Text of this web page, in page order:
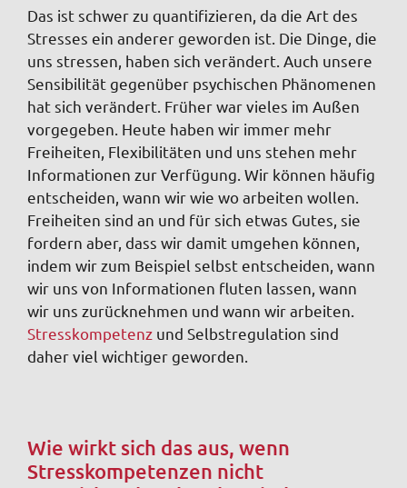
Das ist schwer zu quantifizieren, da die Art des
Stresses ein anderer geworden ist. Die Dinge, die
uns stressen, haben sich verändert. Auch unsere
Sensibilität gegenüber psychischen Phänomenen
hat sich verändert. Früher war vieles im Außen
vorgegeben. Heute haben wir immer mehr
Freiheiten, Flexibilitäten und uns stehen mehr
Informationen zur Verfügung. Wir können häufig
entscheiden, wann wir wie wo arbeiten wollen.
Freiheiten sind an und für sich etwas Gutes, sie
fordern aber, dass wir damit umgehen können,
indem wir zum Beispiel selbst entscheiden, wann
wir uns von Informationen fluten lassen, wann
wir uns zurücknehmen und wann wir arbeiten.
Stresskompetenz und Selbstregulation sind
daher viel wichtiger geworden.
Wie wirkt sich das aus, wenn
Stresskompetenzen nicht